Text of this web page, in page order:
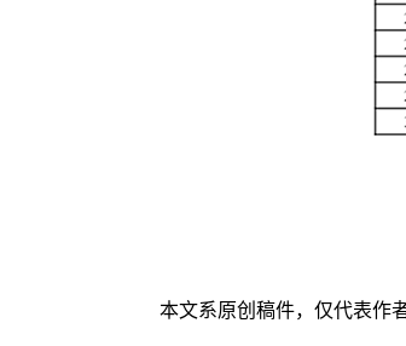
本文系原创稿件，仅代表作